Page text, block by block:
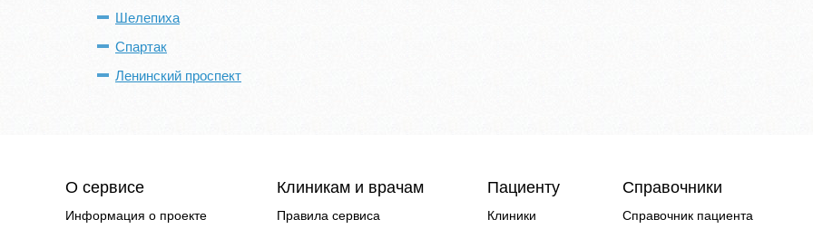
Шелепиха
Спартак
Ленинский проспект
О сервисе
Информация о проекте
Клиникам и врачам
Правила сервиса
Пациенту
Клиники
Справочники
Справочник пациента